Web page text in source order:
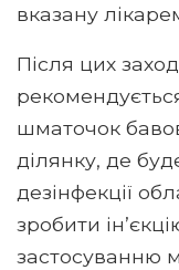
вказану
Після цих
шматочок
ділянку, де
дезінфекції
зробити
застосуванню